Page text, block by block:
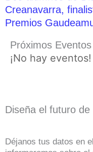
Creanavarra,
Premios
Próximos Eventos
¡No hay eventos!
Diseña el futuro
Déjanos tus datos en